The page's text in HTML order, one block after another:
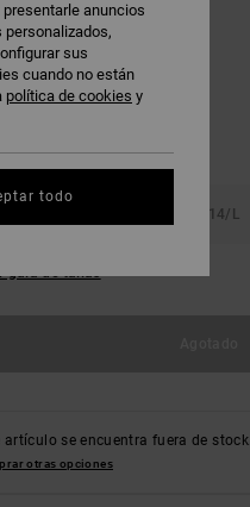
Citron
14/L
artículo se encuentra fuera de stock.
otras opciones
anuncios
personalizados,
sus
cuando no están
política de cookies y
todo